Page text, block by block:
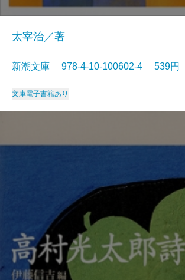
太宰治／著
新潮文庫 978-4-10-100602-4 539円
文庫電子書籍あり